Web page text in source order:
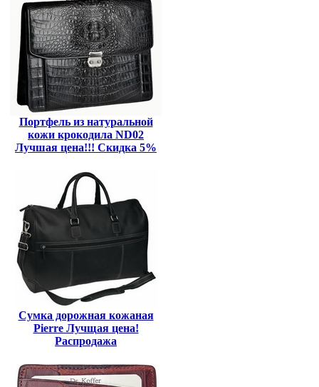
Портфель из натуральной
кожи крокодила ND02
Лучшая цена!!! Скидка 5%
Сумка дорожная кожаная
Pierre Лучщая цена!
Распродажа